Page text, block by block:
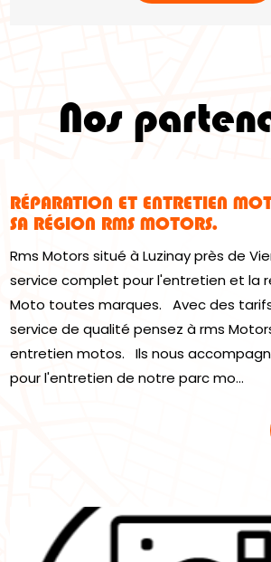
Nos
RÉPARATION ET ENTRETIEN
SA RÉGION RMS MOTORS.
Rms Motors situé à Luzinay près de
service complet pour l'entretien et la
Moto toutes marques. Avec des
service de qualité pensez à rms
entretien motos. Ils nous
pour l'entretien de notre parc mo...